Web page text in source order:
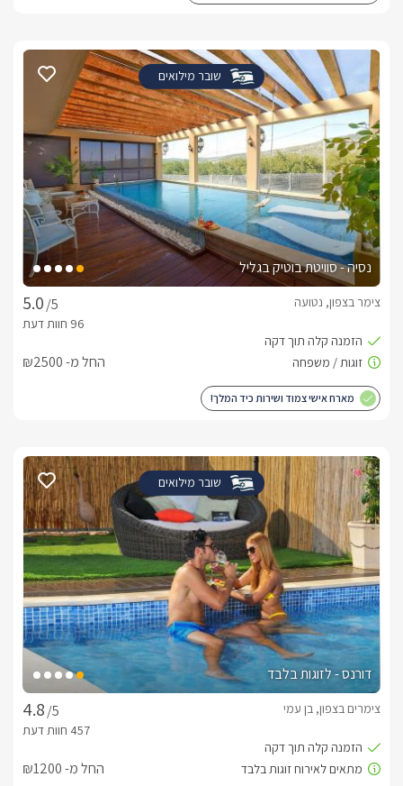
שובר מילואים
נסיה - סוויטת בוטיק בגליל
/5
צימר בצפון, נטועה
החל מ- ₪2500
מארח אישי צמוד ושירות כיד המלך!
שובר מילואים
דורנס - לזוגות בלבד
/5
צימרים בצפון, בן עמי
החל מ- ₪1200